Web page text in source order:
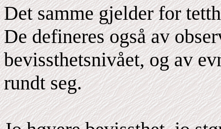
Det samme gjelder for
De defineres også av
bevissthetsnivået, og av
rundt seg.